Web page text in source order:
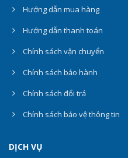
Hướng dẫn mua hàng
Hướng dẫn thanh toán
Chính sách vận chuyển
Chính sách bảo hành
Chính sách đổi trả
Chính sách bảo vệ thông tin
DỊCH VỤ